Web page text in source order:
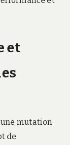
et
mutation
de